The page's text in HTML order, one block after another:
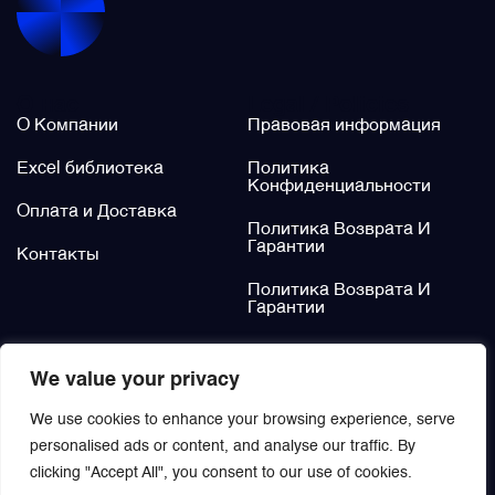
We value your privacy
We use cookies to enhance your browsing experience, serve
personalised ads or content, and analyse our traffic. By
clicking "Accept All", you consent to our use of cookies.
О Компании
Excel библиотека
Оплата и Доставка
Контакты
Правовая информация
Политика
Конфиденциальности
Политика Возврата И
Гарантии
Политика Возврата И
Гарантии
Щётки (угольные щётки)